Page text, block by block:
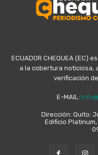
ECUADOR CHEQUEA (EC)
a la cobertura noticiosa,
verificación
E-MAIL:
Dirección: Quito:
Edificio Platinum,